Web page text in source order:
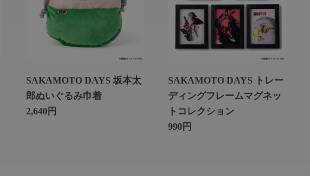
SAKAMOTO DAYS 坂本太
郎ぬいぐるみ巾着
2,640円
SAKAMOTO DAYS トレー
ディングフレームマグネッ
トコレクション
990円